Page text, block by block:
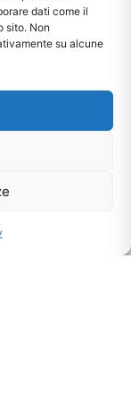
dati come il
sito. Non
su alcune